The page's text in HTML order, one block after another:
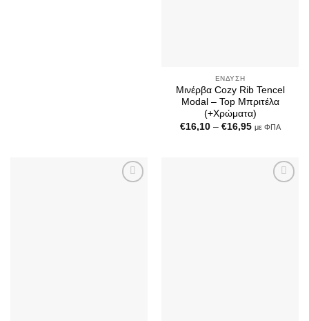
ΈΝΔΥΣΗ
Μινέρβα Cozy Rib Tencel
Modal – Top Μπριτέλα
(+Χρώματα)
€16,10 – €16,95Price
range:
€16,95
με ΦΠΑ